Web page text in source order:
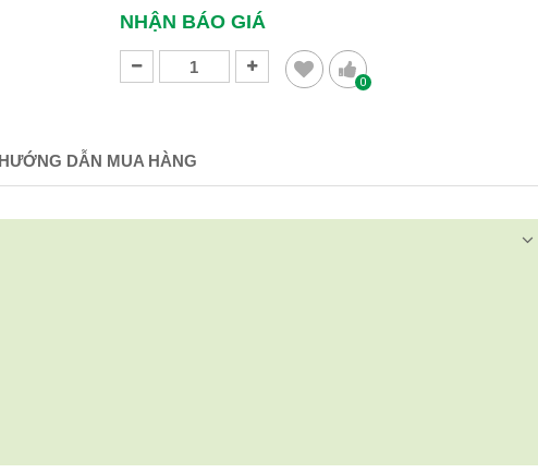
NHẬN BÁO GIÁ
0
HƯỚNG DẪN MUA HÀNG